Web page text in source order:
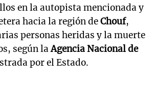
en la autopista mencionada y
hacia la región deChouf,
personas heridas y la muerte
según laAgencia Nacional de
por el Estado.